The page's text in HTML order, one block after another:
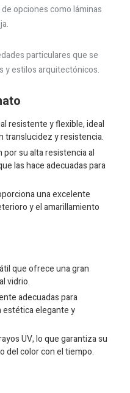
opciones como láminas
particulares que se
y estilos arquitectónicos.
resistente y flexible, ideal
translucidez y resistencia.
por su alta resistencia al
las hace adecuadas para
una excelente
y el amarillamiento
que ofrece una gran
vidrio.
adecuadas para
elegante y
UV, lo que garantiza su
del color con el tiempo.